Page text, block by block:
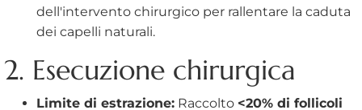
dell'intervento chirurgico per rallentare la caduta
dei capelli naturali.
2. Esecuzione chirurgica
Limite di estrazione: Raccolto <20% di follicoli